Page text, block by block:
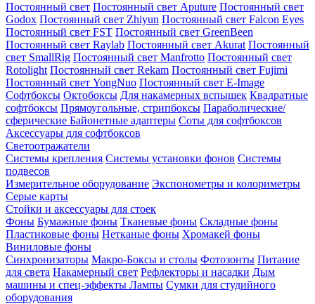
Постоянный свет Постоянный свет Aputure Постоянный свет
Godox Постоянный свет Zhiyun Постоянный свет Falcon Eyes
Постоянный свет FST Постоянный свет GreenBeen
Постоянный свет Raylab Постоянный свет Akurat Постоянный
свет SmallRig Постоянный свет Manfrotto Постоянный свет
Rotolight Постоянный свет Rekam Постоянный свет Fujimi
Постоянный свет YongNuo Постоянный свет E-Image
Софтбоксы Октобоксы Для накамерных вспышек Квадратные
софтбоксы Прямоугольные, стрипбоксы Параболические/
сферические Байонетныe адаптеры Соты для софтбоксов
Аксессуары для софтбоксов
Светоотражатели
Системы крепления Системы установки фонов Системы
подвесов
Измерительное оборудование Экспонометры и колориметры
Серые карты
Стойки и аксессуары для стоек
Фоны Бумажные фоны Тканевые фоны Складные фоны
Пластиковые фоны Нетканые фоны Хромакей фоны
Виниловые фоны
Синхронизаторы Макро-Боксы и столы Фотозонты Питание
для света Накамерный свет Рефлекторы и насадки Дым
машины и спец-эффекты Лампы Сумки для студийного
оборудования